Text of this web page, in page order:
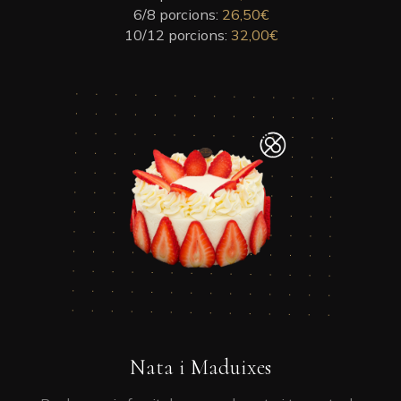
options
may
on
the
product
page
6/8 porcions: 26,50€
10/12 porcions: 32,00€
This
product
has
multiple
variants.
The
options
may
be
page
This
product
Nata i Maduixes